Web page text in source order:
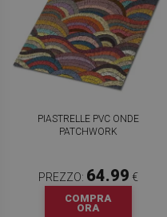
PIASTRELLE PVC ONDE
PATCHWORK
PREZZO: 64.99 €
COMPRA
ORA